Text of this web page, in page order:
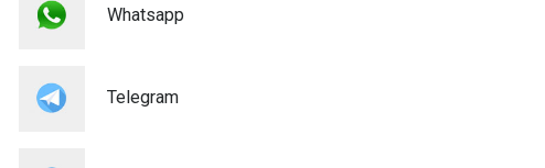
Whatsapp
Telegram